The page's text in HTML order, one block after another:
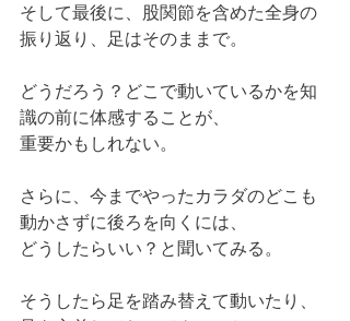
そして最後に、股関節を含めた全身の
振り返り、足はそのままで。
どうだろう？どこで動いているかを知
識の前に体感することが、
重要かもしれない。
さらに、今までやったカラダのどこも
動かさずに後ろを向くには、
どうしたらいい？と聞いてみる。
そうしたら足を踏み替えて動いたり、